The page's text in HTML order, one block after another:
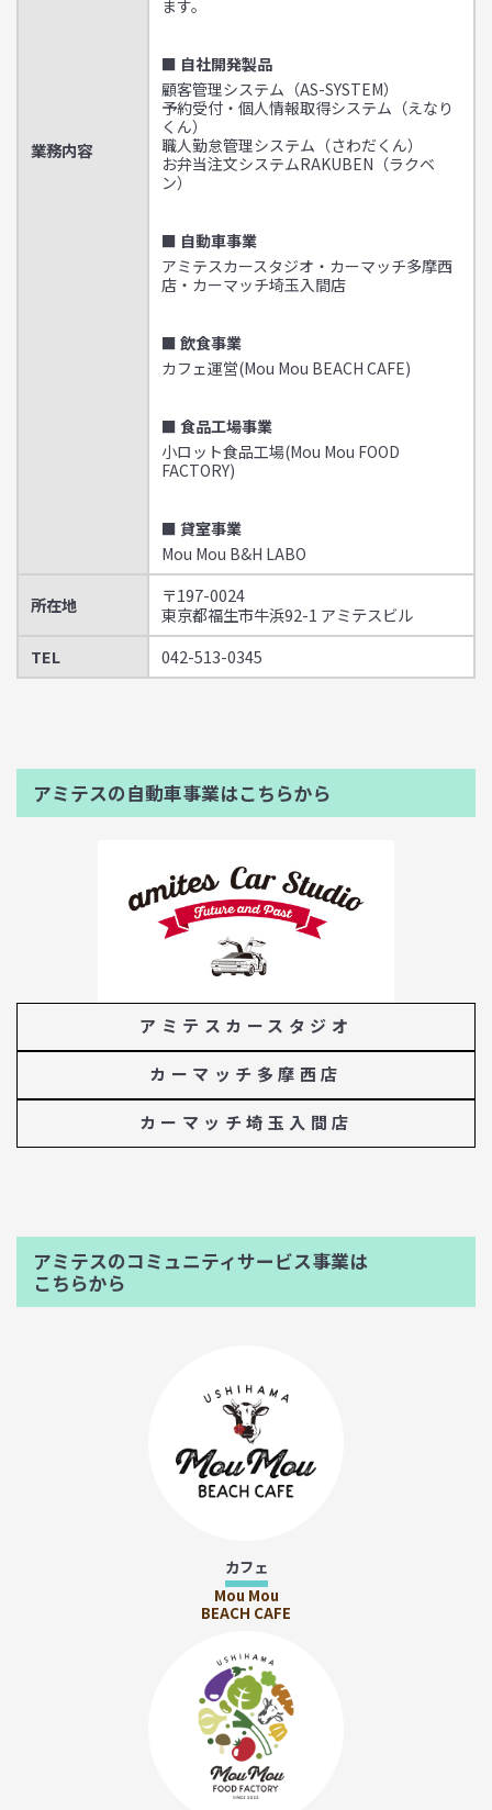
業務内容
ます。
■ 自社開発製品
顧客管理システム（AS-SYSTEM）
予約受付・個人情報取得システム（えなり
くん）
職人勤怠管理システム（さわだくん）
お弁当注文システムRAKUBEN（ラクベ
ン）
■ 自動車事業
アミテスカースタジオ・カーマッチ多摩西
店・カーマッチ埼玉入間店
■ 飲食事業
カフェ運営(Mou Mou BEACH CAFE)
■ 食品工場事業
小ロット食品工場(Mou Mou FOOD
FACTORY)
■ 貸室事業
Mou Mou B&H LABO
所在地
〒197-0024
東京都福生市牛浜92-1 アミテスビル
TEL
042-513-0345
アミテスの自動車事業はこちらから
アミテスカースタジオ
カーマッチ多摩西店
カーマッチ埼玉入間店
アミテスのコミュニティサービス事業は
こちらから
カフェ
Mou Mou
BEACH CAFE